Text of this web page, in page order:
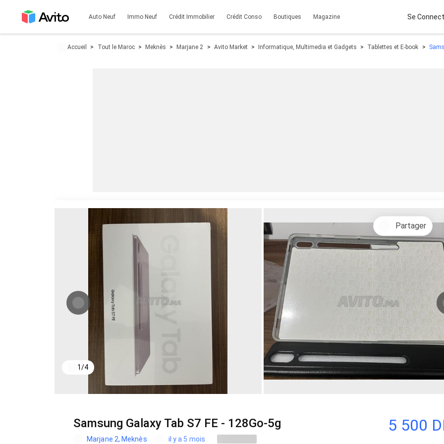
Auto Neuf Immo Neuf Crédit Immobilier Crédit Conso Boutiques Magazine Se
Accueil Tout le Maroc Meknès Marjane 2 Avito Market Informatique, Multimedia et Gadgets Tablettes et E-book
1/4
Partager
Samsung Galaxy Tab S7 FE - 128Go-5g
Marjane 2, Meknès il y a 5 mois
5 500